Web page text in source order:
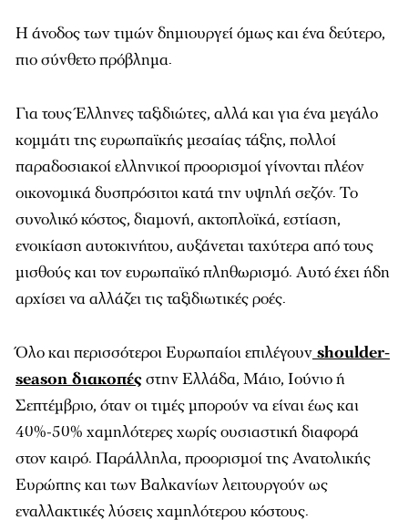
Η άνοδος των τιμών δημιουργεί όμως και ένα δεύτερο,
πιο σύνθετο πρόβλημα.
Για τους Έλληνες ταξιδιώτες, αλλά και για ένα μεγάλο
κομμάτι της ευρωπαϊκής μεσαίας τάξης, πολλοί
παραδοσιακοί ελληνικοί προορισμοί γίνονται πλέον
οικονομικά δυσπρόσιτοι κατά την υψηλή σεζόν. Το
συνολικό κόστος, διαμονή, ακτοπλοϊκά, εστίαση,
ενοικίαση αυτοκινήτου, αυξάνεται ταχύτερα από τους
μισθούς και τον ευρωπαϊκό πληθωρισμό. Αυτό έχει ήδη
αρχίσει να αλλάζει τις ταξιδιωτικές ροές.
Όλο και περισσότεροι Ευρωπαίοι επιλέγουν shoulder-
season διακοπέςστην Ελλάδα, Μάιο, Ιούνιο ή
Σεπτέμβριο, όταν οι τιμές μπορούν να είναι έως και
40%-50% χαμηλότερες χωρίς ουσιαστική διαφορά
στον καιρό. Παράλληλα, προορισμοί της Ανατολικής
Ευρώπης και των Βαλκανίων λειτουργούν ως
εναλλακτικές λύσεις χαμηλότερου κόστους.